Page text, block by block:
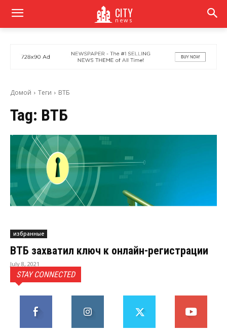
CITY
news
Домой Теги ВТБ
Tag: ВТБ
избранные
ВТБ захватил ключ к онлайн-регистрации
July 8, 2021
STAY CONNECTED